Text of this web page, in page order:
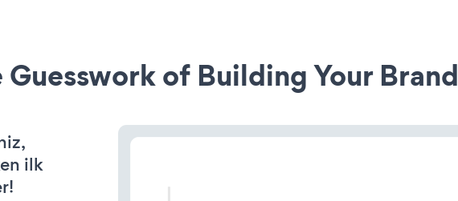
Guesswork of Building Your Brand
ilk